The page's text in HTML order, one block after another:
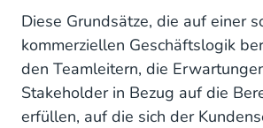
Diese Grundsätze, die auf einer
kommerziellen Geschäftslogik
den Teamleitern, die
Stakeholder in Bezug auf die
erfüllen, auf die sich der